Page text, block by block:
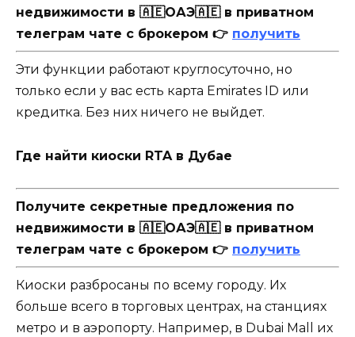
недвижимости в 🇦🇪ОАЭ🇦🇪 в приватном
телеграм чате с брокером 👉 получить
Эти функции работают круглосуточно, но
только если у вас есть карта Emirates ID или
кредитка. Без них ничего не выйдет.
Где найти киоски RTA в Дубае
Получите секретные предложения по
недвижимости в 🇦🇪ОАЭ🇦🇪 в приватном
телеграм чате с брокером 👉 получить
Киоски разбросаны по всему городу. Их
больше всего в торговых центрах, на станциях
метро и в аэропорту. Например, в Dubai Mall их